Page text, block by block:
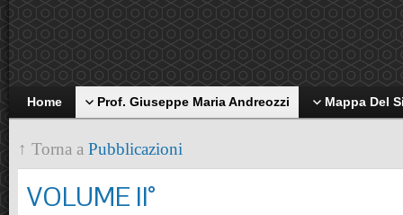
Home Prof. Giuseppe Maria Andreozzi Mappa Del
↑ Torna a Pubblicazioni
VOLUME II°